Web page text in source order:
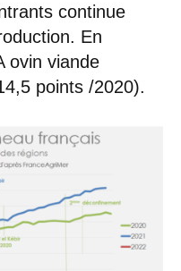
continue
En
ovin viande
points /2020).